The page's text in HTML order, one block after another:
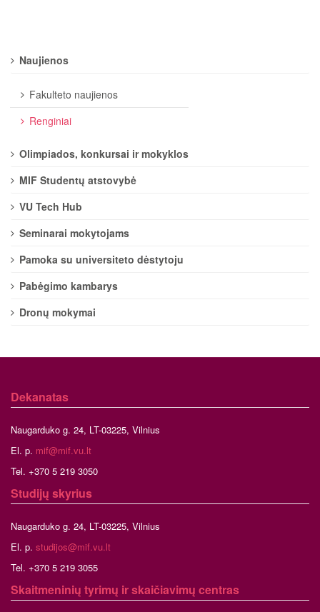
Naujienos
Fakulteto naujienos
Renginiai
Olimpiados, konkursai ir mokyklos
MIF Studentų atstovybė
VU Tech Hub
Seminarai mokytojams
Pamoka su universiteto dėstytoju
Pabėgimo kambarys
Dronų mokymai
Dekanatas
Naugarduko g. 24, LT-03225, Vilnius
El. p. mif@mif.vu.lt
Tel. +370 5 219 3050
Studijų skyrius
Naugarduko g. 24, LT-03225, Vilnius
El. p. studijos@mif.vu.lt
Tel. +370 5 219 3055
Skaitmeninių tyrimų ir skaičiavimų centras